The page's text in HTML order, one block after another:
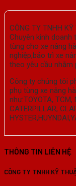
CÔNG TY TNHH
Chuyên kinh
tùng cho xe nâng
nghiệp,bảo trì xe
theo yêu cầu nhằm
Công ty chúng tôi
phụ tùng xe nâng
như:TOYOTA, TCM,
CATERPILLAR,
THÔNG TIN LIÊN HỆ
CÔNG TY TNHH KỸ